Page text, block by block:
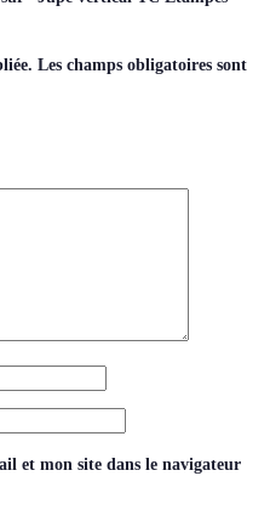
Les champs obligatoires sont
et mon site dans le navigateur